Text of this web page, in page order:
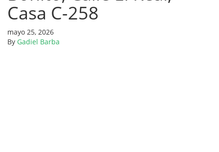
Casa C-258
mayo 25, 2026
By Gadiel Barba